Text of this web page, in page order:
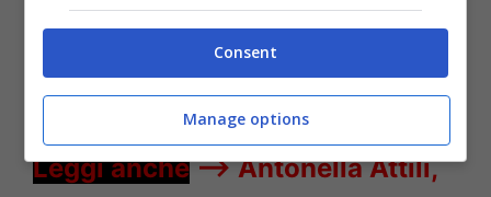
Attualmente, la Attili ha quasi58 annie molti
la ricordano per il ruolo diAgnese Amato
nella soap opera ‘Il Paradiso delle Signore‘.
Leggi anche—->Antonella Attili,
Consent
Manage options